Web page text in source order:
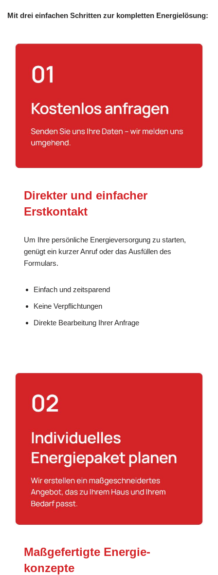
Mit drei einfachen Schritten zur kompletten Energielösung:
Direkter und einfacher
Erstkontakt
Um Ihre persönliche Energieversorgung zu starten,
genügt ein kurzer Anruf oder das Ausfüllen des
Formulars.
Einfach und zeitsparend
Keine Verpflichtungen
Direkte Bearbeitung Ihrer Anfrage
Maßgefertigte Energie­
konzepte